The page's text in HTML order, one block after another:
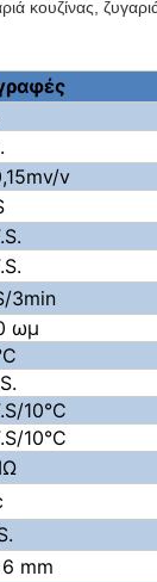
κουζίνας,
v
3min
ωμ
10°C
10°C
mm